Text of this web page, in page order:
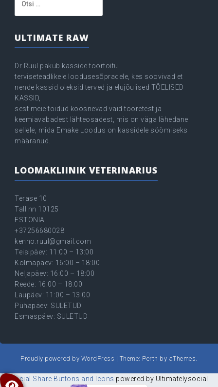
ULTIMATE RAW
Dr Ruul pakub kasside toortoitu
terviseteadlikele loodusesõpradele, kes soovivad et
nende kassid oleksid terved ja elujõulised TÕELISED
KASSID,
sest meie toidud koosnevad vaid tooretest ja
keemiavabadest lähteosadest, mis on väga lähedane
sellele, mida Emake Loodus on kassidele söömiseks
määranud.
LOOMAKLIINIK VETERINARIUS
Terase 10
Tallinn 10125
ESTONIA
+37256680028
kenno.ruul@gmail.com
Teisipäev: 11:00 – 13:00
Kolmapäev: 16:00 – 18:00
Neljapäev: 16:00 – 18:00
Reede: 16:00 – 18:00
Laupäev: 11:00 – 13:00
Pühapäev: SULETUD
Esmaspäev: SULETUD
Proudly powered by WordPress | Theme: Perth by aThemes.
Social Share Buttons and Icons powered by Ultimatelysocial